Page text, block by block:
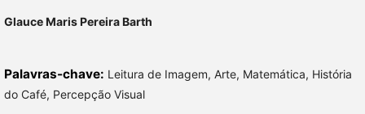
Glauce Maris Pereira Barth
Palavras-chave: Leitura de Imagem, Arte, Matemática, História
do Café, Percepção Visual